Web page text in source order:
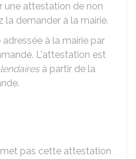
une attestation de non
demander à la mairie.
à la mairie par
L'attestation est
à partir de la
pas cette attestation